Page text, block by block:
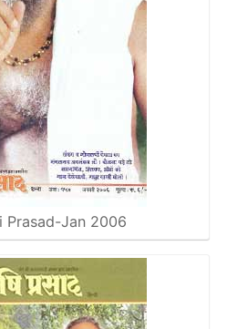
Prasad-Jan 2006